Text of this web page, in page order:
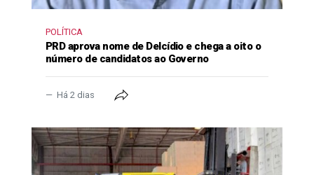
POLÍTICA
PRD aprova nome de Delcídio e chega a oito o
número de candidatos ao Governo
Há 2 dias